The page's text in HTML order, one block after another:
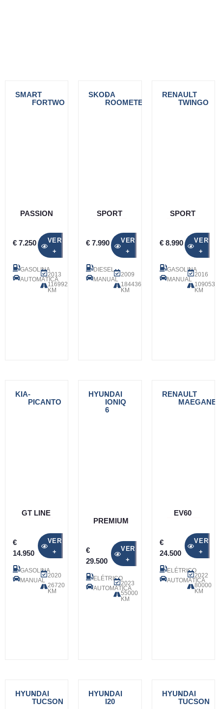
SMART
-
FORTWO
PASSION
€ 7.250
VER
+
GASOLINA
AUTOMÁTICA
2013
116992
KM
SKODA
-
ROOMETER
SPORT
€ 7.990
VER
+
DIESEL
MANUAL
2009
184436
KM
RENAULT
-
TWINGO
SPORT
€ 8.990
VER
+
GASOLINA
MANUAL
2016
109053
KM
KIA-
PICANTO
GT LINE
€
14.950
VER
+
GASOLINA
MANUAL
2020
26720
KM
HYUNDAI
-
IONIQ
6
PREMIUM
€
29.500
VER
+
ELÉTRICO
AUTOMÁTICA
2023
55000
KM
RENAULT
-
MAEGANE
EV60
€
24.500
VER
+
ELÉTRICO
AUTOMÁTICA
2022
80000
KM
HYUNDAI
-
TUCSON
HYUNDAI
-
I20
HYUNDAI
-
TUCSON